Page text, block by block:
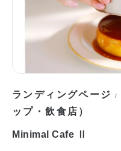
ランディングページ /
ップ・飲食店）
Minimal Cafe Ⅱ